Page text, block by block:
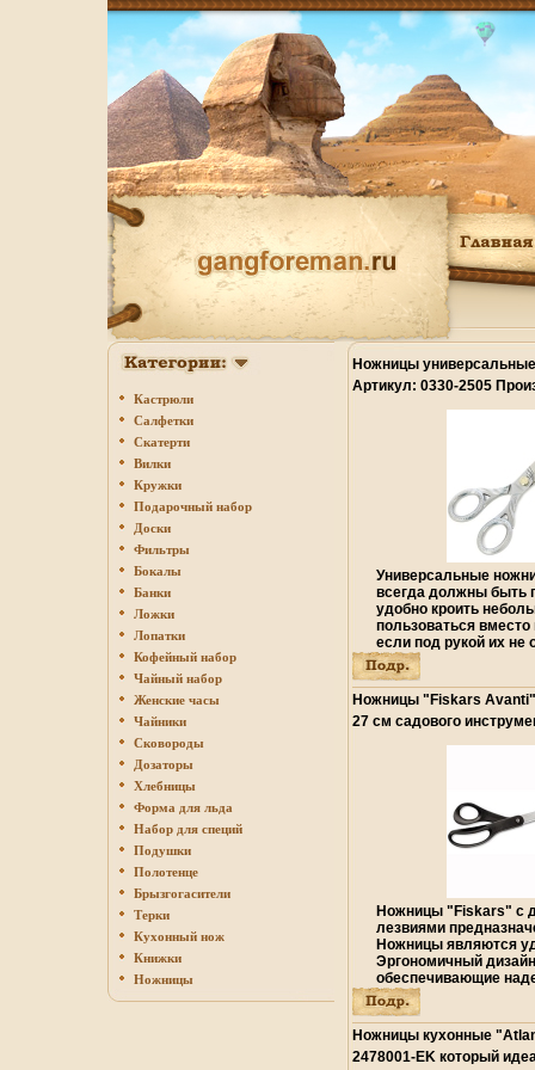
Кастрюли
Салфетки
Скатерти
Вилки
Кружки
Подарочный набор
Доски
Фильтры
Бокалы
Банки
Ложки
Лопатки
Кофейный набор
Чайный набор
Женские часы
Чайники
Сковороды
Дозаторы
Хлебницы
Форма для льда
Набор для специй
Подушки
Полотенце
Брызгогасители
Терки
Кухонный нож
Книжки
Ножницы
Ножницы
Артикул: 0330-2505
Универсальные
всегда должны быть
удобно кроить
пользоваться
если под рукой их не
Характеристики:
повбрзьверхности
длина ножниц: 17,5
нержавеющая сталь
Производитель:
Ножницы "Fiskars Avanti"
27 см садового
товаров инфо 11853o.
Ножницы "Fiskars" с
лезвиями
Ножницы являются
Эргономичный
обеспечивающие
изготовлены из
пластмассы с
Лезвия ножниц
под давлением Это
прочность изделия и
Ножницы кухонные
2478001-EK который